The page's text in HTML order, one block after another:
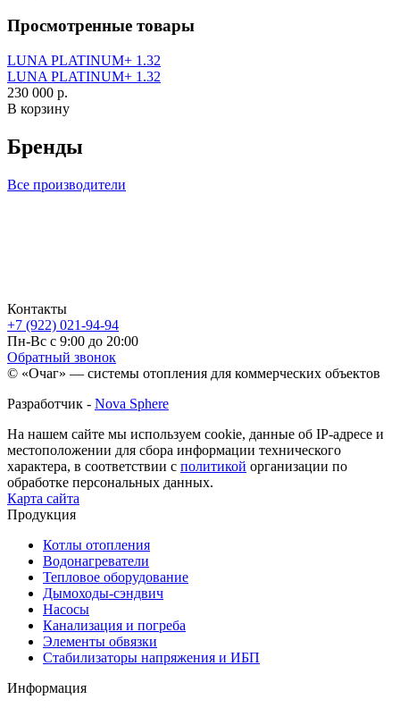
Просмотренные товары
LUNA PLATINUM+ 1.32
LUNA PLATINUM+ 1.32
230 000 р.
В корзину
Бренды
Все производители
Контакты
+7 (922) 021-94-94
Пн-Вс с 9:00 до 20:00
Обратный звонок
© «Очаг» — системы отопления для коммерческих объектов
Разработчик - Nova Sphere
На нашем сайте мы используем cookie, данные об IP-адресе и
местоположении для сбора информации технического
характера, в соответствии с политикой организации по
обработке персональных данных.
Карта сайта
Продукция
Котлы отопления
Водонагреватели
Тепловое оборудование
Дымоходы-сэндвич
Насосы
Канализация и погреба
Элементы обвязки
Стабилизаторы напряжения и ИБП
Информация